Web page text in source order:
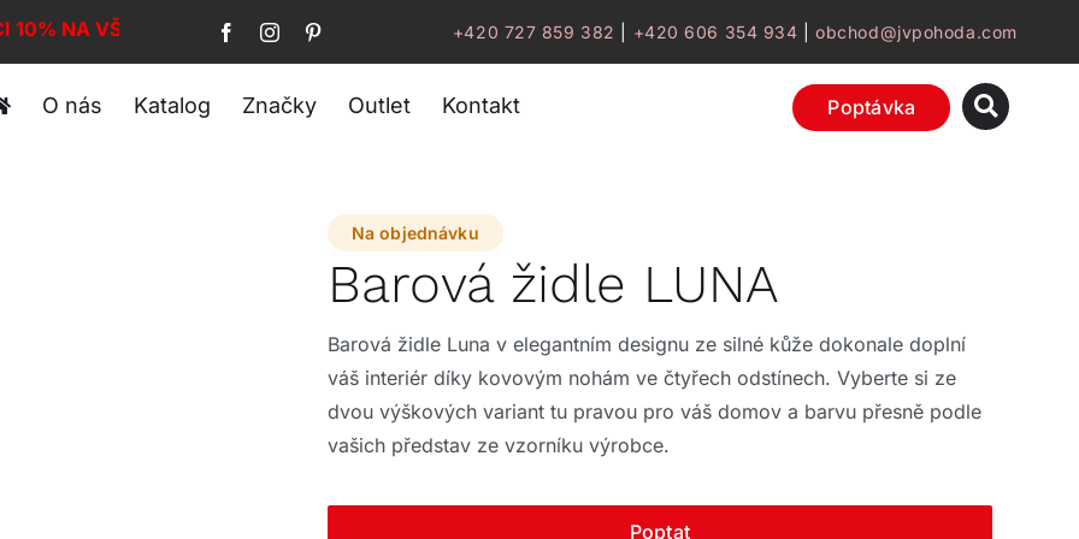
10% NA VŠE! +420 727 859 382 +420 606 354 934 |obchod@jvpohoda.com
O nás Katalog Značky Outlet Kontakt Poptávka
Na objednávku
Barová židle LUNA
Barová židle Luna v elegantním designu ze silné kůže dokonale doplní
váš interiér díky kovovým nohám ve čtyřech odstínech. Vyberte si ze
dvou výškových variant tu pravou pro váš domov a barvu přesně podle
vašich představ ze vzorníku výrobce.
Poptat